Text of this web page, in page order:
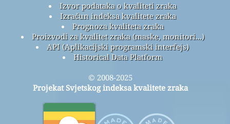
Izvor podataka o kvaliteti zraka
Izračun indeksa kvalitete zraka
Prognoza kvaliteta zraka
Proizvodi za kvalitet zraka (maske, monitori...)
API (Aplikacijski programski interfejs)
Historical Data Platform
© 2008-2025
Projekat Svjetskog indeksa kvalitete zraka